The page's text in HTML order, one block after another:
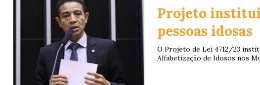
Projeto
pessoas idosas
O Projeto de Lei 4712/23
Alfabetização de Idosos nos